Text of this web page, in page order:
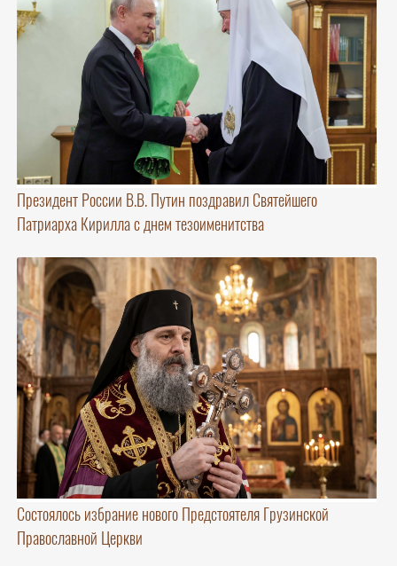
Президент России В.В. Путин поздравил Святейшего
Патриарха Кирилла с днем тезоименитства
Состоялось избрание нового Предстоятеля Грузинской
Православной Церкви